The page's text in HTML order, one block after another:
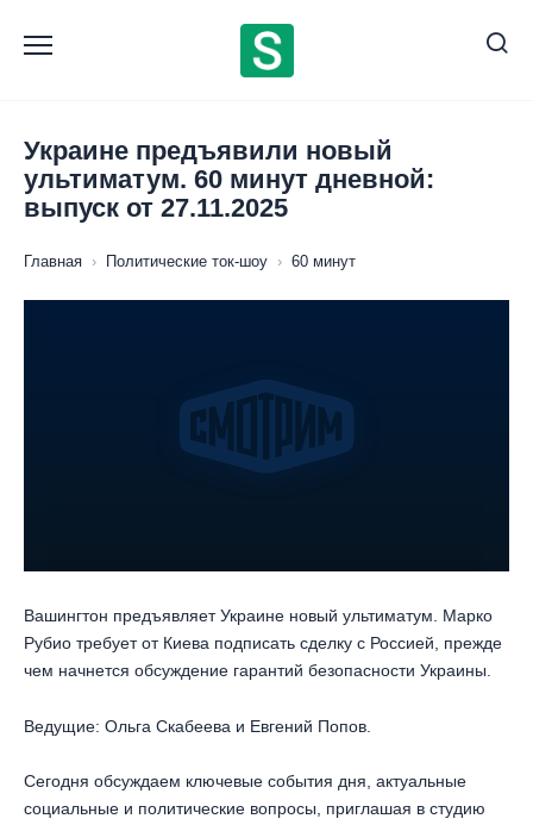
содержанию
Украине предъявили новый
ультиматум. 60 минут дневной:
выпуск от 27.11.2025
Главная › Политические ток-шоу › 60 минут
Вашингтон предъявляет Украине новый ультиматум. Марко
Рубио требует от Киева подписать сделку с Россией, прежде
чем начнется обсуждение гарантий безопасности Украины.
Ведущие: Ольга Скабеева и Евгений Попов.
Сегодня обсуждаем ключевые события дня, актуальные
социальные и политические вопросы, приглашая в студию